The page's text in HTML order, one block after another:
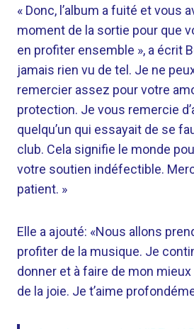
« Donc, l’album a fuité et vous
moment de la sortie pour que
en profiter ensemble », a écrit
jamais rien vu de tel. Je ne
remercier assez pour votre
protection. Je vous remercie
quelqu’un qui essayait de se
club. Cela signifie le monde
votre soutien indéfectible.
patient. »
Elle a ajouté: «Nous allons
profiter de la musique. Je
donner et à faire de mon
de la joie. Je t’aime